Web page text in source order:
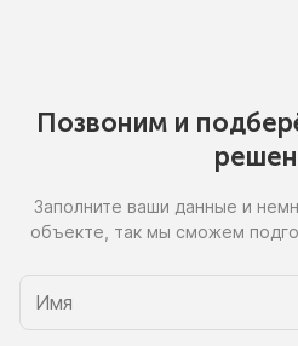
Позвоним и
Заполните ваши данные и
объекте, так мы сможем